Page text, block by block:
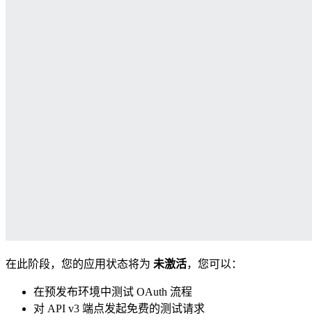
在此阶段，您的应用状态将为 未激活，您可以：
在预发布环境中测试 OAuth 流程
对 API v3 端点发起免费的测试请求